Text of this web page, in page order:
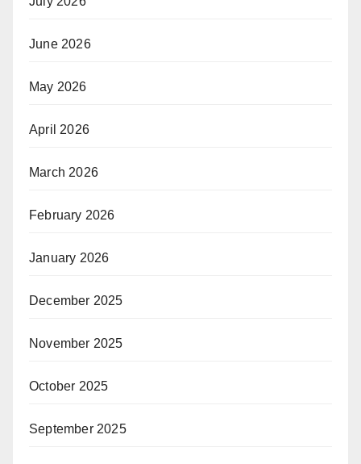
June 2026
May 2026
April 2026
March 2026
February 2026
January 2026
December 2025
November 2025
October 2025
September 2025